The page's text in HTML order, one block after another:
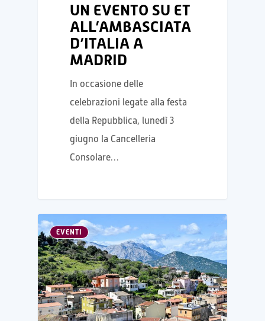
UN EVENTO SU ET
ALL’AMBASCIATA
D’ITALIA A
MADRID
In occasione delle
celebrazioni legate alla festa
della Repubblica, lunedì 3
giugno la Cancelleria
Consolare…
EVENTI